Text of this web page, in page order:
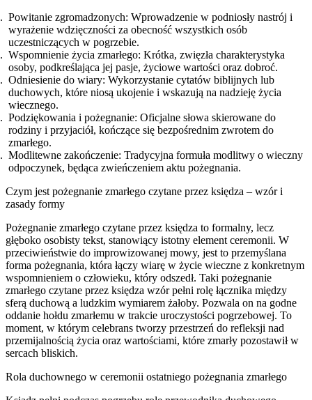
Powitanie zgromadzonych: Wprowadzenie w podniosły nastrój i
wyrażenie wdzięczności za obecność wszystkich osób
uczestniczących w pogrzebie.
Wspomnienie życia zmarłego: Krótka, zwięzła charakterystyka
osoby, podkreślająca jej pasje, życiowe wartości oraz dobroć.
Odniesienie do wiary: Wykorzystanie cytatów biblijnych lub
duchowych, które niosą ukojenie i wskazują na nadzieję życia
wiecznego.
Podziękowania i pożegnanie: Oficjalne słowa skierowane do
rodziny i przyjaciół, kończące się bezpośrednim zwrotem do
zmarłego.
Modlitewne zakończenie: Tradycyjna formuła modlitwy o wieczny
odpoczynek, będąca zwieńczeniem aktu pożegnania.
Czym jest pożegnanie zmarłego czytane przez księdza – wzór i
zasady formy
Pożegnanie zmarłego czytane przez księdza to formalny, lecz
głęboko osobisty tekst, stanowiący istotny element ceremonii. W
przeciwieństwie do improwizowanej mowy, jest to przemyślana
forma pożegnania, która łączy wiarę w życie wieczne z konkretnym
wspomnieniem o człowieku, który odszedł. Taki pożegnanie
zmarłego czytane przez księdza wzór pełni rolę łącznika między
sferą duchową a ludzkim wymiarem żałoby. Pozwala on na godne
oddanie hołdu zmarłemu w trakcie uroczystości pogrzebowej. To
moment, w którym celebrans tworzy przestrzeń do refleksji nad
przemijalnością życia oraz wartościami, które zmarły pozostawił w
sercach bliskich.
Rola duchownego w ceremonii ostatniego pożegnania zmarłego